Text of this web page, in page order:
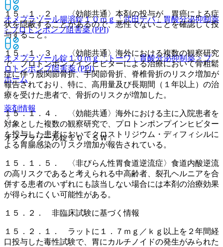
オメプラゾール腸溶錠１０ｍｇ「武田テバ」 胃酸分泌抑制薬
> プロトンポンプ阻害薬 (PPI)
オメプラゾール錠１０ｍｇ「トーワ」胃酸分泌抑制薬 > プ
ロトンポンプ阻害薬 (PPI)
ホーム
薬剤情報
オメプラゾール錠１０「ＳＷ」
１５．１．２． 〈効能共通〉本剤の投与が、胃癌による症
状を隠蔽することがあるので、悪性でないことを確認して投
与すること。
１５．１．３． 〈効能共通〉海外における複数の観察研究
で、プロトンポンプインヒビターによる治療において骨粗鬆
症に伴う股関節骨折、手関節骨折、脊椎骨折のリスク増加が
報告されており、特に、高用量及び長期間（１年以上）の治
療を受けた患者で、骨折のリスクが増加した。
１５．１．４． 〈効能共通〉海外における主に入院患者を
対象とした複数の観察研究で、プロトンポンプインヒビター
を投与した患者においてクロストリジウム・ディフィシルに
よる胃腸感染のリスク増加が報告されている。
１５．１．５． 〈非びらん性胃食道逆流症〉食道内酸逆流
の高リスクであると考えられる中高齢者、裂孔ヘルニアを合
併する患者のいずれにも該当しない場合には本剤の治療効果
が得られにくい可能性がある。
１５．２． 非臨床試験に基づく情報
１５．２．１． ラットに１．７ｍｇ／ｋｇ以上を２年間経
口投与した毒性試験で、胃にカルチノイドの発生がみられた